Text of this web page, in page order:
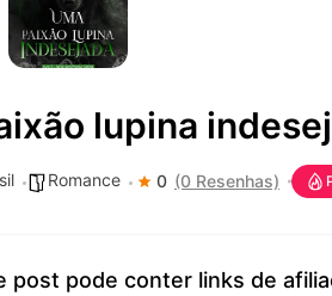
lupina
Romance 0 (0 Resenhas)
post pode conter links de